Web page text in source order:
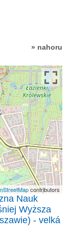
» nahoru
contributors
Nauk
Wyższa
- velká